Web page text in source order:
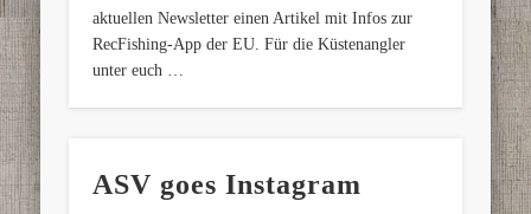
aktuellen Newsletter einen Artikel mit Infos zur
RecFishing-App der EU. Für die Küstenangler
unter euch …
ASV goes Instagram